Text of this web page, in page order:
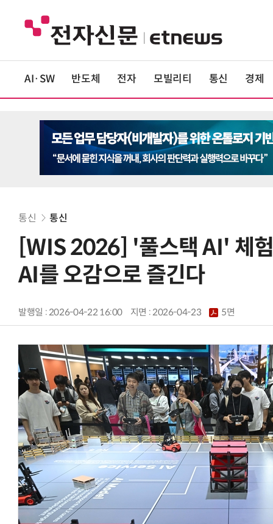
AI·SW 반도체 전자 모빌리티 통신 경제
통신 통신
[WIS 2026] '풀스택 AI' 체
AI를 오감으로 즐긴다
발행일 : 2026-04-22 16:00 지면 :2026-04-23 5면